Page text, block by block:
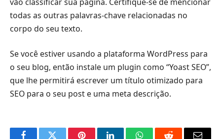
todas as outras palavras-chave relacionadas no
corpo do seu texto.
Se você estiver usando a plataforma WordPress para
o seu blog, então instale um plugin como “Yoast SEO”,
que lhe permitirá escrever um título otimizado para
SEO para o seu post e uma meta descrição.